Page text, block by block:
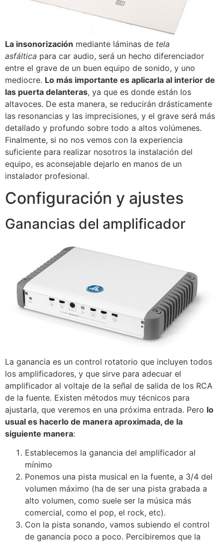
La insonorización mediante láminas de tela
asfáltica para car audio, será un hecho diferenciador
entre el grave de un buen equipo de sonido, y uno
mediocre. Lo más importante es aplicarla al interior de
las puerta delanteras, ya que es donde están los
altavoces. De esta manera, se reducirán drásticamente
las resonancias y las imprecisiones, y el grave será más
detallado y profundo sobre todo a altos volúmenes.
Finalmente, si no nos vemos con la experiencia
suficiente para realizar nosotros la instalación del
equipo, es aconsejable dejarlo en manos de un
instalador profesional.
Configuración y ajustes
Ganancias del amplificador
La ganancia es un control rotatorio que incluyen todos
los amplificadores, y que sirve para adecuar el
amplificador al voltaje de la señal de salida de los RCA
de la fuente. Existen métodos muy técnicos para
ajustarla, que veremos en una próxima entrada. Pero lo
usual es hacerlo de manera aproximada, de la
siguiente manera:
Establecemos la ganancia del amplificador al
mínimo
Ponemos una pista musical en la fuente, a 3/4 del
volumen máximo (ha de ser una pista grabada a
alto volumen, como suele ser la música más
comercial, como el pop, el rock, etc).
Con la pista sonando, vamos subiendo el control
de ganancia poco a poco. Percibiremos que la